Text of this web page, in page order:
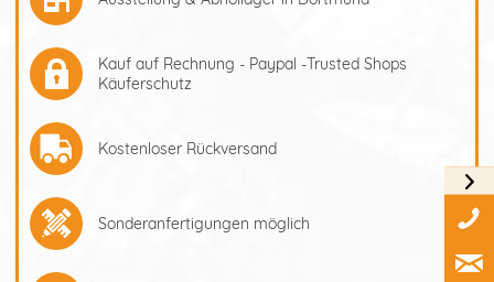
Kauf auf Rechnung - Paypal -Trusted Shops
Käuferschutz
Kostenloser Rückversand
Sonderanfertigungen möglich